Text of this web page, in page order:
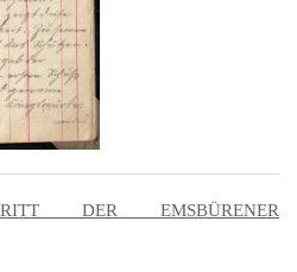
DER EMSBÜRENER